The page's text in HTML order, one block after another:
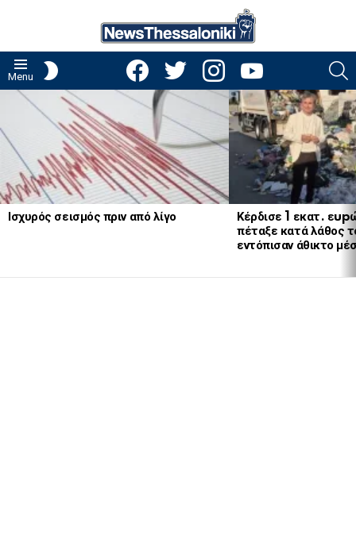
Menu
facebooktwitter instagramyoutube
LATEST
STORIES
Ισχυρός σεισμός πριν από λίγο
Κέρδισε 1 εκατ.
πέταξε κατά λάθος
εντόπισαν άθικτο